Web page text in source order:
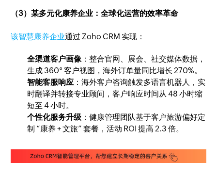
（3）某多元化康养企业：全球化运营的效率革命
该智慧康养企业通过 Zoho CRM 实现：
全渠道客户画像：整合官网、展会、社交媒体数据，
生成 360° 客户视图，海外订单量同比增长 270%。
智能客服响应 ：海外客户咨询触发多语言机器人，实
时翻译并转接专业顾问，客户响应时间从 48 小时缩
短至 4 小时。
个性化服务升级 ：健康管理团队基于客户旅游偏好定
制 “康养 + 文旅” 套餐，活动 ROI 提高 2.3 倍。